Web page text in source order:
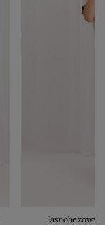
Jasnobeżowy